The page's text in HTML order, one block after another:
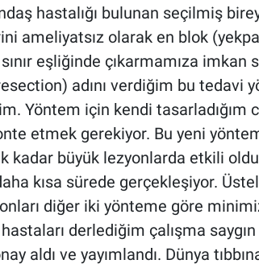
hastalığı bulunan seçilmiş
ameliyatsız olarak en blok
eşliğinde çıkarmamıza imkan
adını verdiğim bu tedavi
Yöntem için kendi tasarladığım
etmek gerekiyor. Bu yeni
kadar büyük lezyonlarda etkili
kısa sürede gerçekleşiyor.
diğer iki yönteme göre
derlediğim çalışma saygın
aldı ve yayımlandı. Dünya